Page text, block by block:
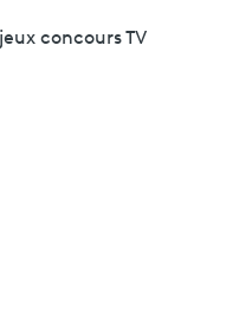
concours TV